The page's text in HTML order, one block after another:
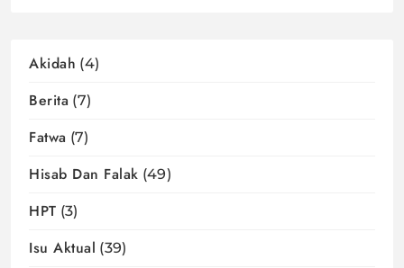
Akidah (4)
Berita (7)
Fatwa (7)
Hisab Dan Falak (49)
HPT (3)
Isu Aktual (39)